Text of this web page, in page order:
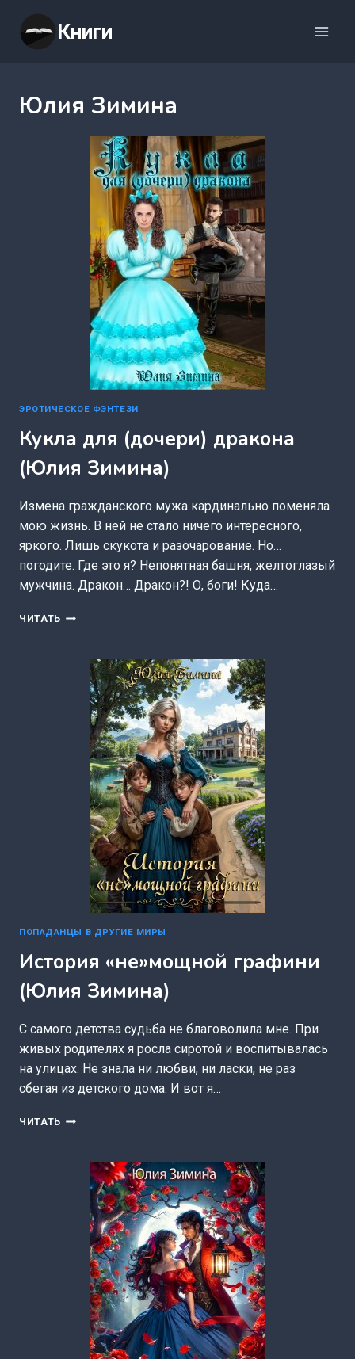
содержимому
Книги
Юлия Зимина
ЭРОТИЧЕСКОЕ ФЭНТЕЗИ
Кукла для (дочери) дракона
(Юлия Зимина)
Измена гражданского мужа кардинально поменяла
мою жизнь. В ней не стало ничего интересного,
яркого. Лишь скукота и разочарование. Но…
погодите. Где это я? Непонятная башня, желтоглазый
мужчина. Дракон… Дракон?! О, боги! Куда…
ЧИТАТЬ КУКЛА
ДРАКОНА
(ЮЛИЯ
ЗИМИНА)
ПОПАДАНЦЫ В ДРУГИЕ МИРЫ
История «не»мощной графини
(Юлия Зимина)
С самого детства судьба не благоволила мне. При
живых родителях я росла сиротой и воспитывалась
на улицах. Не знала ни любви, ни ласки, не раз
сбегая из детского дома. И вот я…
ЧИТАТЬ ИСТОРИЯ
(ЮЛИЯ
ЗИМИНА)